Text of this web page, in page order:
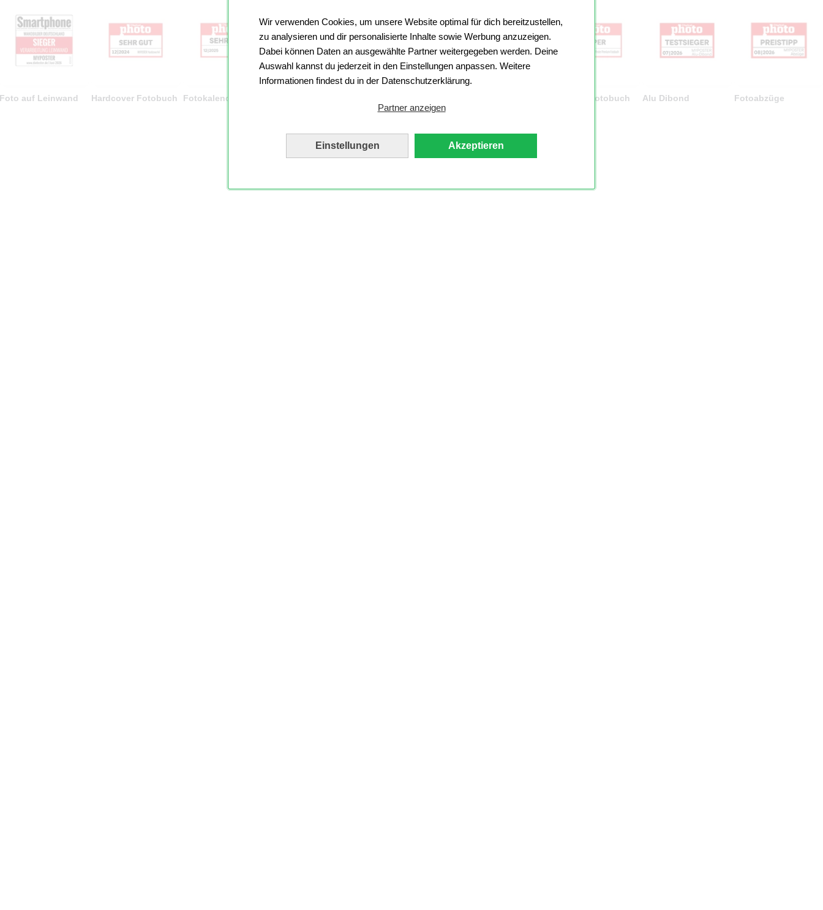
Wir verwenden Cookies, um unsere Website optimal für dich bereitzustellen,
zu analysieren und dir personalisierte Inhalte sowie Werbung anzuzeigen.
Dabei können Daten an ausgewählte Partner weitergegeben werden. Deine
Auswahl kannst du jederzeit in den Einstellungen anpassen. Weitere
Informationen findest du in der Datenschutzerklärung.
Partner anzeigen
Einstellungen Akzeptieren
Foto auf Leinwand Hardcover Fotobuch Fotokalender Premium Fotobuch Alu Dibond Fotoabzüge